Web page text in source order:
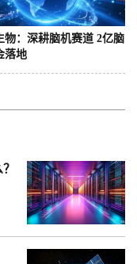
物：深耕脑机赛道 2亿脑
落地